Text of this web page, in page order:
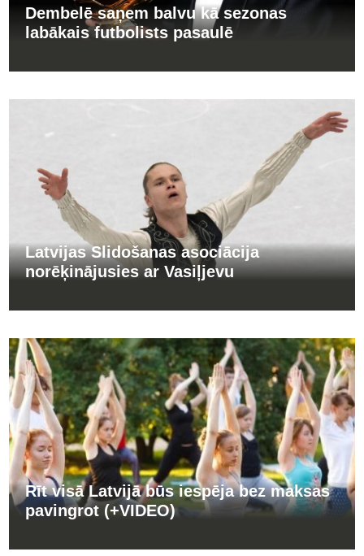
Dembelē saņem balvu kā sezonas
labākais futbolists pasaulē
Latvijas Slidošanas asociācija
norēķinājusies ar Vasiļjevu
Rīt visā Latvijā būs iespēja bez maksas
pavingrot (+VIDEO)